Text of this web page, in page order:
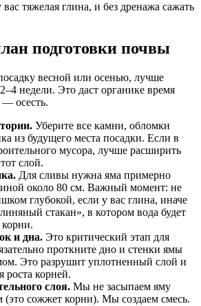
тяжелая глина, и без дренажа сажать
подготовки почвы
весной или осенью, лучше
недели. Это даст органике время
— осесть.
Уберите все камни, обломки
из будущего места посадки. Если в
мусора, лучше расширить
слой.
Для сливы нужна яма примерно
около 80 см. Важный момент: не
глубокой, если у вас глина, иначе
стакан», в котором вода будет
корни.
и дна. Это критический этап для
проткните дно и стенки ямы
Это разрушит уплотненный слой и
роста корней.
слоя. Мы не засыпаем яму
(это сожжет корни). Мы создаем смесь.